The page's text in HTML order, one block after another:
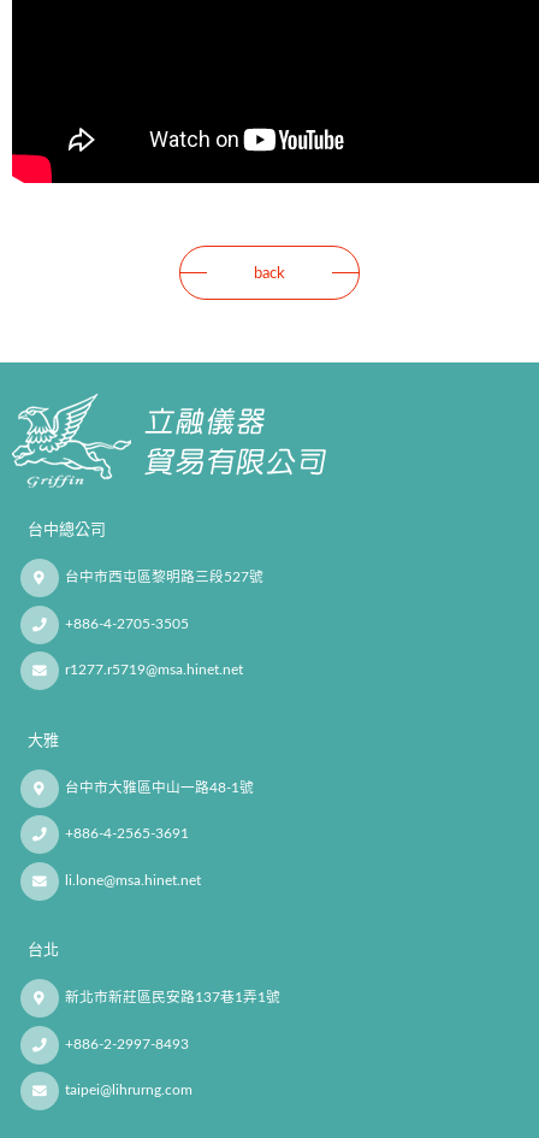
back
台中總公司
台中市西屯區黎明路三段527號
+886-4-2705-3505
r1277.r5719@msa.hinet.net
大雅
台中市大雅區中山一路48-1號
+886-4-2565-3691
li.lone@msa.hinet.net
台北
新北市新莊區民安路137巷1弄1號
+886-2-2997-8493
taipei@lihrurng.com